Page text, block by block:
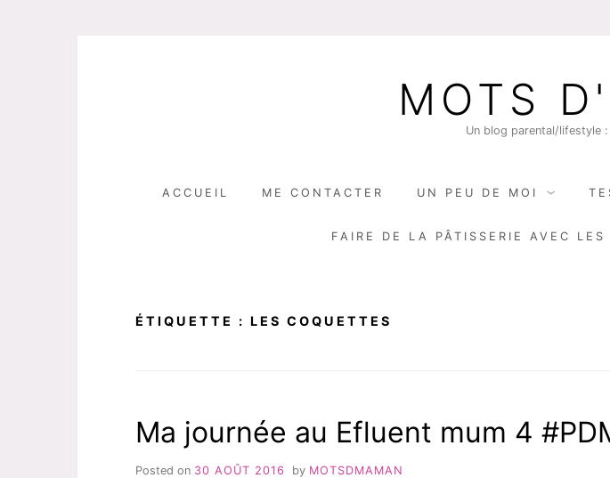
MOTS
Un blog parental/lifestyle
ACCUEIL ME CONTACTER UN PEU DE MOI
FAIRE DE LA PÂTISSERIE AVEC
ÉTIQUETTE : LES COQUETTES
Ma journée au Efluent mum 4
Posted on 30 AOÛT 2016 by MOTSDMAMAN